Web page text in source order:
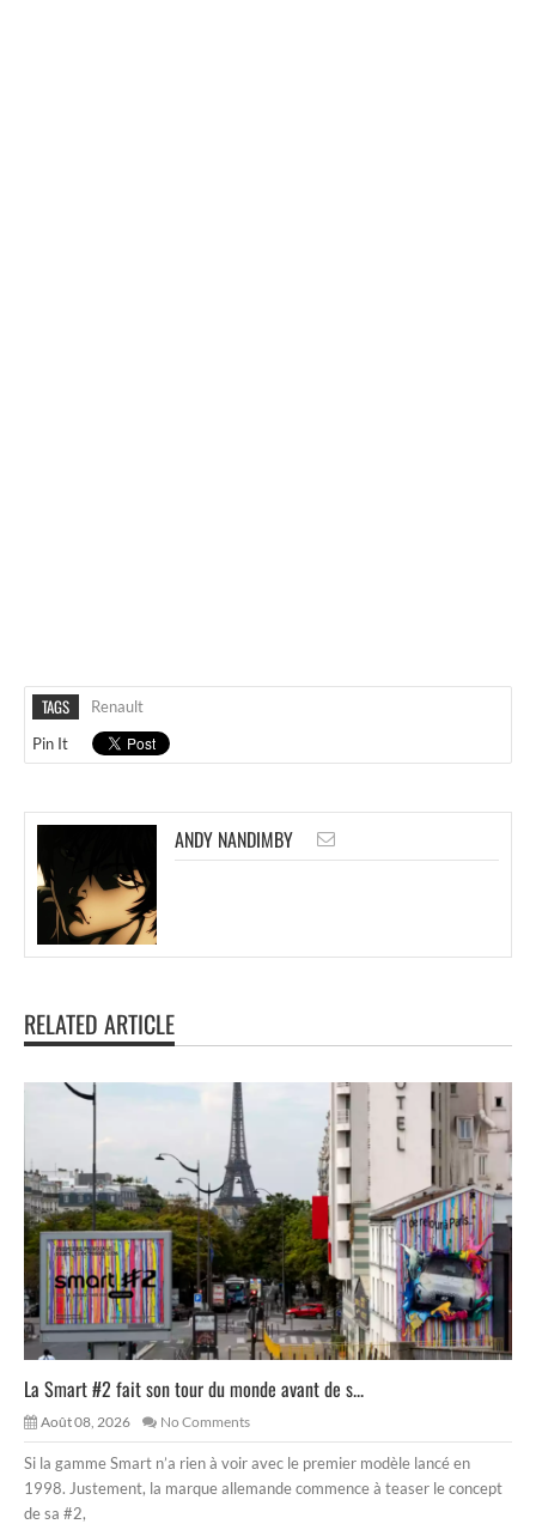
TAGS
Renault
Pin It
ANDY NANDIMBY
RELATED ARTICLE
La Smart #2 fait son tour du monde avant de s...
Août 08, 2026 No Comments
Si la gamme Smart n’a rien à voir avec le premier modèle lancé en
1998. Justement, la marque allemande commence à teaser le concept
de sa #2,